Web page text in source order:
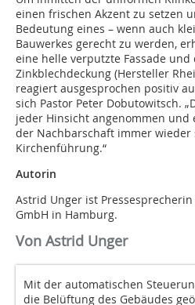
einen frischen Akzent zu setzen
Bedeutung eines – wenn auch
Bauwerkes gerecht zu werden,
eine helle verputzte Fassade und
Zinkblechdeckung (Hersteller
reagiert ausgesprochen positiv
sich Pastor Peter Dobutowitsch.
jeder Hinsicht angenommen und
der Nachbarschaft immer
Kirchenführung.“
Autorin
Astrid Unger ist
GmbH in Hamburg.
Von Astrid Unger
Mit der automatischen
die Belüftung des Gebäudes